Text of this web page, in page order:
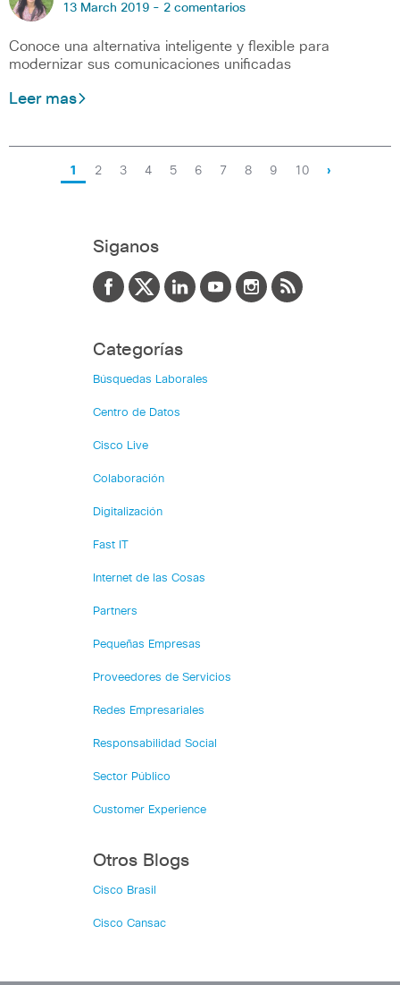
13 March 2019 - 2 comentarios
Conoce una alternativa inteligente y flexible para
modernizar sus comunicaciones unificadas
Leer mas
1 2 3 4 5 6 7 8 9 10 ›
Siganos
Categorías
Búsquedas Laborales
Centro de Datos
Cisco Live
Colaboración
Digitalización
Fast IT
Internet de las Cosas
Partners
Pequeñas Empresas
Proveedores de Servicios
Redes Empresariales
Responsabilidad Social
Sector Público
Customer Experience
Otros Blogs
Cisco Brasil
Cisco Cansac